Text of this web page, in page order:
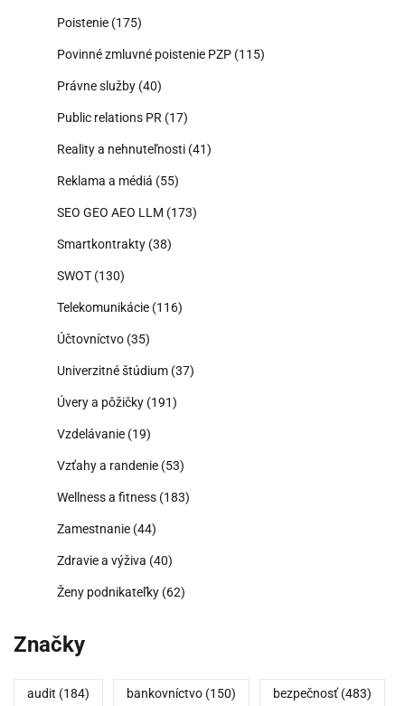
Poistenie (175)
Povinné zmluvné poistenie PZP (115)
Právne služby (40)
Public relations PR (17)
Reality a nehnuteľnosti (41)
Reklama a médiá (55)
SEO GEO AEO LLM (173)
Smartkontrakty (38)
SWOT (130)
Telekomunikácie (116)
Účtovníctvo (35)
Univerzitné štúdium (37)
Úvery a pôžičky (191)
Vzdelávanie (19)
Vzťahy a randenie (53)
Wellness a fitness (183)
Zamestnanie (44)
Zdravie a výživa (40)
Ženy podnikateľky (62)
Značky
audit (184) bankovníctvo (150) bezpečnosť (483)